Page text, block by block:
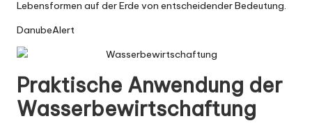
Lebensformen auf der Erde von entscheidender Bedeutung.
DanubeAlert
Praktische Anwendung der
Wasserbewirtschaftung